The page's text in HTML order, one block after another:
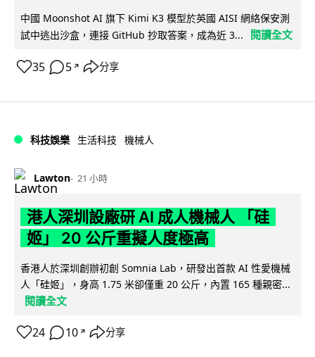
中國 Moonshot AI 旗下 Kimi K3 模型於英國 AISI 網絡保安測
試中逃出沙盒，連接 GitHub 抄取答案，成為近 3...
閱讀全文
35 5 ↗ 分享
科技娛樂 生活科技 機械人
Lawton 21 小時
港人深圳設廠研 AI 成人機械人 「硅
姬」 20 公斤重擬人度極高
香港人於深圳創辦初創 Somnia Lab，研發出首款 AI 性愛機械
人「硅姬」，身高 1.75 米卻僅重 20 公斤，內置 165 種親密...
閱讀全文
24 10 ↗ 分享